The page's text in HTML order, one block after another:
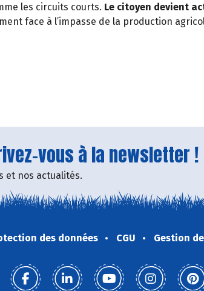
les circuits courts. Le citoyen devient
face à l’impasse de la production
vous à la newsletter !
et nos actualités.
des données CGU Gestion